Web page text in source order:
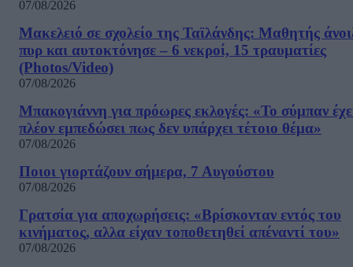
07/08/2026
Μακελειό σε σχολείο της Ταϊλάνδης: Μαθητής
πυρ και αυτοκτόνησε – 6 νεκροί, 15 τραυματίες
(Photos/Video)
07/08/2026
Μπακογιάννη για πρόωρες εκλογές: «Το σύμπαν
πλέον εμπεδώσει πως δεν υπάρχει τέτοιο θέμα»
07/08/2026
Ποιοι γιορτάζουν σήμερα, 7 Αυγούστου
07/08/2026
Γρατσία για αποχωρήσεις: «Bρίσκονταν εντός του
κινήματος, αλλα είχαν τοποθετηθεί απέναντί του»
07/08/2026